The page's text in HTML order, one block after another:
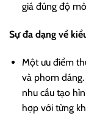
giá đúng độ
Sự đa dạng về
Một ưu điểm
và phom
nhu cầu tạo
hợp với từng